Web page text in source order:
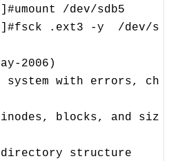
/dev/sdb5
/]#fsck .ext3 -y /dev/s
2006)
with errors, ch
inodes, blocks, and siz
directory structure